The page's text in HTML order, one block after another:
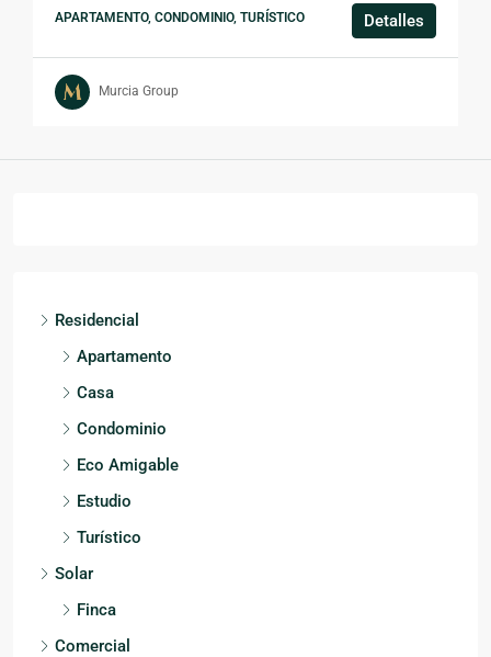
APARTAMENTO, CONDOMINIO, TURÍSTICO Detalles
Murcia Group
Residencial
Apartamento
Casa
Condominio
Eco Amigable
Estudio
Turístico
Solar
Finca
Comercial